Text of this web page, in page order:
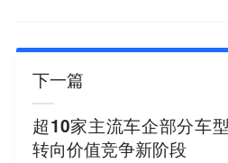
下一篇
超10家主流车企部分车
转向价值竞争新阶段